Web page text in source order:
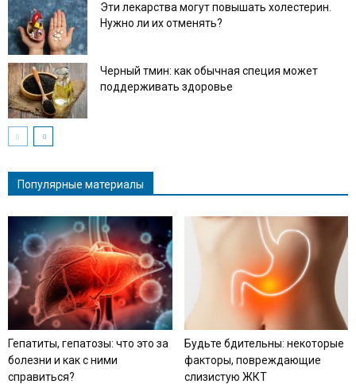
Эти лекарства могут повышать холестерин.
Нужно ли их отменять?
Черный тмин: как обычная специя может
поддерживать здоровье
Популярные материалы
Гепатиты, гепатозы: что это за
болезни и как с ними
справиться?
Будьте бдительны: некоторые
факторы, повреждающие
слизистую ЖКТ